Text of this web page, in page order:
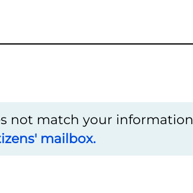
not match your information
mailbox.